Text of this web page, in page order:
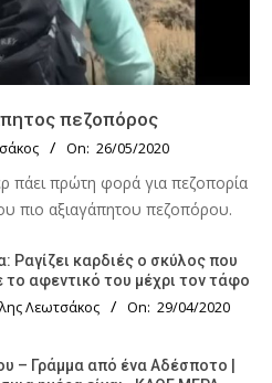
πεζοπόρος
On: 26/05/2020
πάει πρώτη φορά για πεζοπορία
πιο αξιαγάπητου πεζοπόρου.
Ραγίζει καρδιές ο σκύλος που
το αφεντικό του μέχρι τον τάφο
Λεωτσάκος On: 29/04/2020
– Γράμμα από ένα Αδέσποτο |